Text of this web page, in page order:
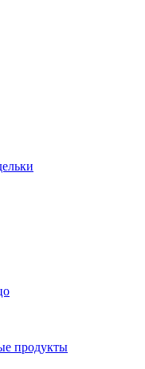
продукты